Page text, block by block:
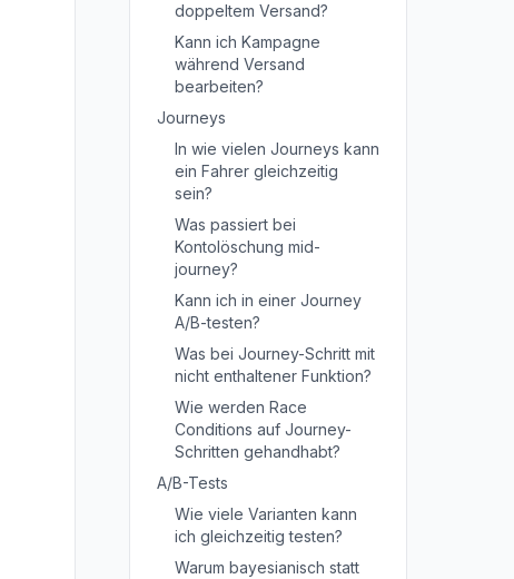
doppeltem Versand?
Kann ich Kampagne
während Versand
bearbeiten?
Journeys
In wie vielen Journeys kann
ein Fahrer gleichzeitig
sein?
Was passiert bei
Kontolöschung mid-
journey?
Kann ich in einer Journey
A/B-testen?
Was bei Journey-Schritt mit
nicht enthaltener Funktion?
Wie werden Race
Conditions auf Journey-
Schritten gehandhabt?
A/B-Tests
Wie viele Varianten kann
ich gleichzeitig testen?
Warum bayesianisch statt